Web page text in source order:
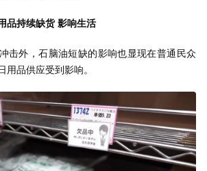
品持续缺货 影响生活
击外，石脑油短缺的影响也显现在普通民众
品供应受到影响。